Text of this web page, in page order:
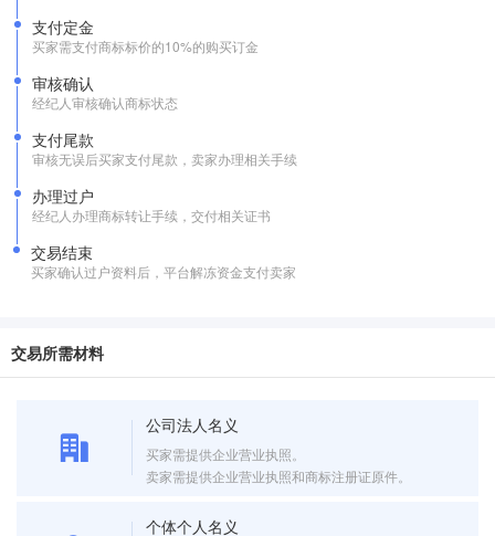
支付定金
买家需支付商标标价的10%的购买订金
审核确认
经纪人审核确认商标状态
支付尾款
审核无误后买家支付尾款，卖家办理相关手续
办理过户
经纪人办理商标转让手续，交付相关证书
交易结束
买家确认过户资料后，平台解冻资金支付卖家
交易所需材料
公司法人名义
买家需提供企业营业执照。
卖家需提供企业营业执照和商标注册证原件。
个体个人名义